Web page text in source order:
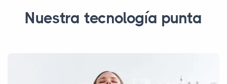
Nuestra tecnología punta